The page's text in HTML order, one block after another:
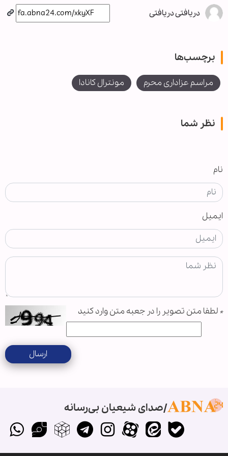
دریافتی دریافتی
برچسب‌ها
مراسم عزاداری محرم مونترال کانادا
نظر شما
نام
ایمیل
* لطفا متن تصویر را در جعبه متن وارد کنید
ارسال
صدای شیعیان بی‌رسانه